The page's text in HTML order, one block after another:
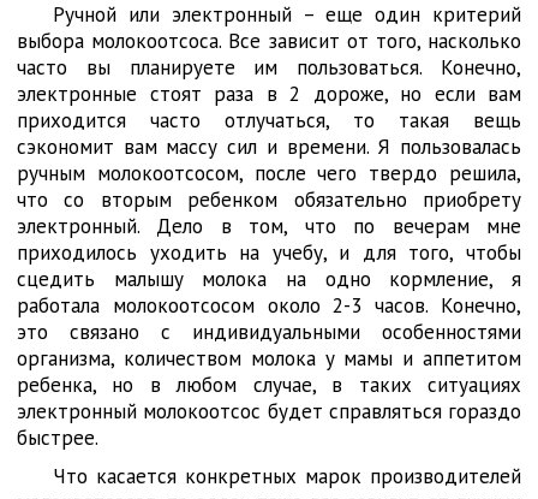
Ручной или электронный – еще один критерий
выбора молокоотсоса. Все зависит от того, насколько
часто вы планируете им пользоваться. Конечно,
электронные стоят раза в 2 дороже, но если вам
приходится часто отлучаться, то такая вещь
сэкономит вам массу сил и времени. Я пользовалась
ручным молокоотсосом, после чего твердо решила,
что со вторым ребенком обязательно приобрету
электронный. Дело в том, что по вечерам мне
приходилось уходить на учебу, и для того, чтобы
сцедить малышу молока на одно кормление, я
работала молокоотсосом около 2-3 часов. Конечно,
это связано с индивидуальными особенностями
организма, количеством молока у мамы и аппетитом
ребенка, но в любом случае, в таких ситуациях
электронный молокоотсос будет справляться гораздо
быстрее.
Что касается конкретных марок производителей